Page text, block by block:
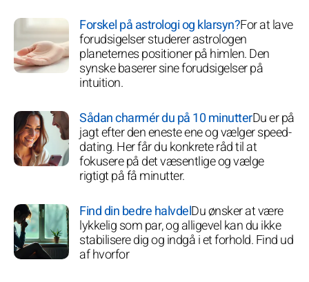
Forskel på astrologi og klarsyn?For at lave
forudsigelser studerer astrologen
planeternes positioner på himlen. Den
synske baserer sine forudsigelser på
intuition.
Sådan charmér du på 10 minutterDu er på
jagt efter den eneste ene og vælger speed-
dating. Her får du konkrete råd til at
fokusere på det væsentlige og vælge
rigtigt på få minutter.
Find din bedre halvdelDu ønsker at være
lykkelig som par, og alligevel kan du ikke
stabilisere dig og indgå i et forhold. Find ud
af hvorfor